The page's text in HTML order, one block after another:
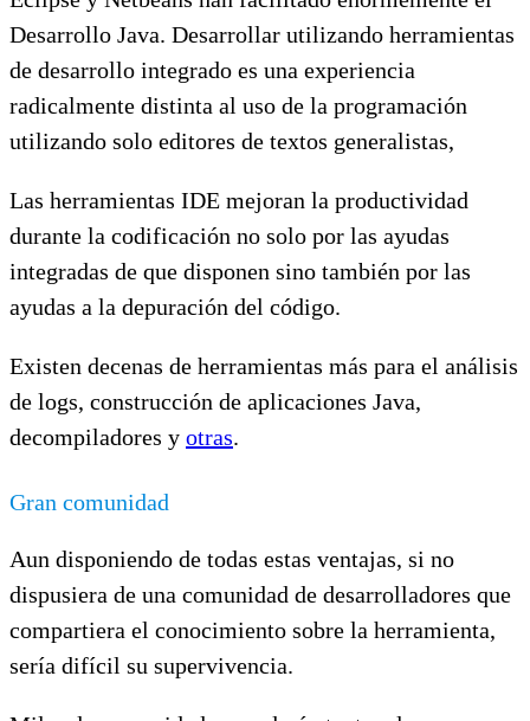
Desarrollo Java. Desarrollar utilizando herramientas
de desarrollo integrado es una experiencia
radicalmente distinta al uso de la programación
utilizando solo editores de textos generalistas,
Las herramientas IDE mejoran la productividad
durante la codificación no solo por las ayudas
integradas de que disponen sino también por las
ayudas a la depuración del código.
Existen decenas de herramientas más para el análisis
de logs, construcción de aplicaciones Java,
decompiladores y otras.
Gran comunidad
Aun disponiendo de todas estas ventajas, si no
dispusiera de una comunidad de desarrolladores que
compartiera el conocimiento sobre la herramienta,
sería difícil su supervivencia.